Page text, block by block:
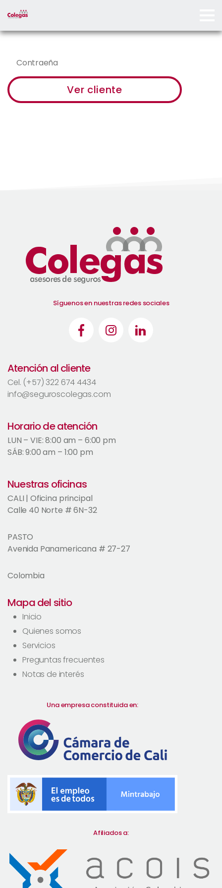
Síguenos en nuestras redes sociales
Atención al cliente
Cel. (+57) 322 674 4434
info@seguroscolegas.com
Horario de atención
LUN – VIE: 8:00 am – 6:00 pm
SÁB: 9:00 am – 1:00 pm
Nuestras oficinas
CALI | Oficina principal
Calle 40 Norte # 6N-32
PASTO
Avenida Panamericana # 27-27
Colombia
Mapa del sitio
Inicio
Quienes somos
Servicios
Preguntas frecuentes
Notas de interés
Una empresa constituida en:
Afiliados a: